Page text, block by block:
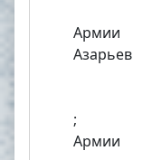
Зам.
;